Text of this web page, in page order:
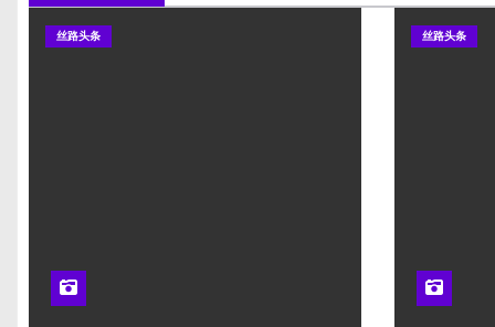
丝路头条 丝路头条